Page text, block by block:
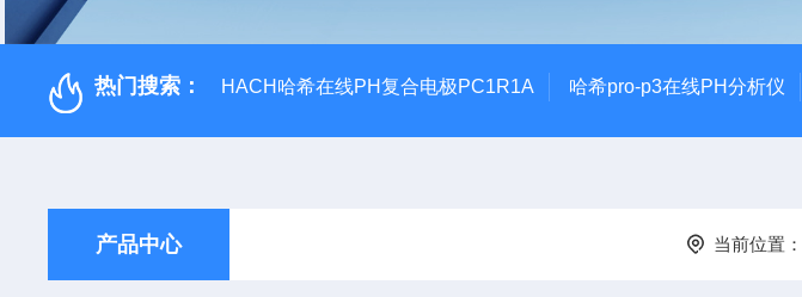
热门搜索： HACH哈希在线PH复合电极PC1R1A 哈希pro-p3在线PH分析仪
产品中心 当前位置：